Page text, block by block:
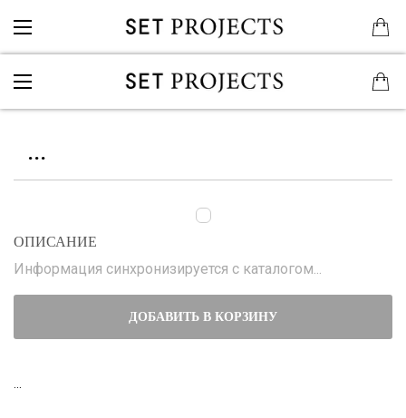
...
ОПИСАНИЕ
Информация синхронизируется с каталогом...
ДОБАВИТЬ В КОРЗИНУ
...